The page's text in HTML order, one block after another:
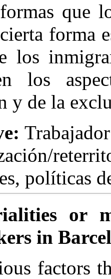
que
forma
los
los
y de la
políticas
or
in
factors